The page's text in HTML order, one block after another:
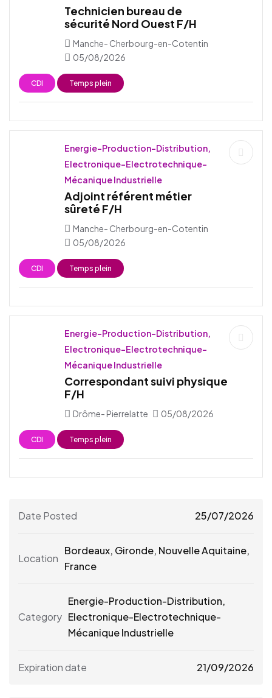
Technicien bureau de
sécurité Nord Ouest F/H
Manche- Cherbourg-en-Cotentin
05/08/2026
CDI Temps plein
Energie-Production-Distribution,
Electronique-Electrotechnique-
Mécanique Industrielle
Adjoint référent métier
sûreté F/H
Manche- Cherbourg-en-Cotentin
05/08/2026
CDI Temps plein
Energie-Production-Distribution,
Electronique-Electrotechnique-
Mécanique Industrielle
Correspondant suivi physique
F/H
Drôme- Pierrelatte 05/08/2026
CDI Temps plein
Date Posted 25/07/2026
Location
Bordeaux, Gironde, Nouvelle Aquitaine,
France
Category
Energie-Production-Distribution,
Electronique-Electrotechnique-
Mécanique Industrielle
Expiration date 21/09/2026